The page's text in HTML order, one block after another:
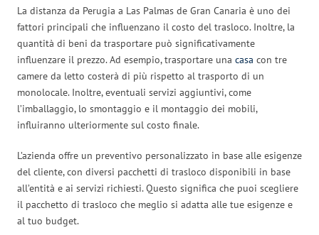
La distanza da Perugia a Las Palmas de Gran Canaria è uno dei
fattori principali che influenzano il costo del trasloco. Inoltre, la
quantità di beni da trasportare può significativamente
influenzare il prezzo. Ad esempio, trasportare una casa con tre
camere da letto costerà di più rispetto al trasporto di un
monolocale. Inoltre, eventuali servizi aggiuntivi, come
l’imballaggio, lo smontaggio e il montaggio dei mobili,
influiranno ulteriormente sul costo finale.
L’azienda offre un preventivo personalizzato in base alle esigenze
del cliente, con diversi pacchetti di trasloco disponibili in base
all’entità e ai servizi richiesti. Questo significa che puoi scegliere
il pacchetto di trasloco che meglio si adatta alle tue esigenze e
al tuo budget.